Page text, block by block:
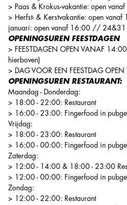
> Paas & Krokus-vakantie: open
> Herfst- & Kerstvakantie: open vanaf
januari: open vanaf 16:00 // 24&31
OPENINGSUREN FEESTDAGEN
> FEESTDAGEN OPEN VANAF
hierboven)
> DAG VOOR EEN FEESTDAG
OPENINGSUREN RESTAURANT:
Maandag - Donderdag:
> 18:00 - 22:00: Restaurant
> 16:00 - 23:00: Fingerfood in
Vrijdag:
> 18:00 - 23:00: Restaurant
> 16:00 - 00:00: Fingerfood in
Zaterdag:
> 12:00 - 14:00 & 18:00 - 23:00
> 12:00 - 00:00: Fingerfood in
Zondag:
> 12:00 - 22:00: Restaurant